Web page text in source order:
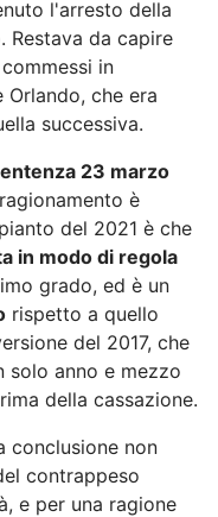
l'arresto della
Restava da capire
in
che era
successiva.
23 marzo
è
del 2021 è che
in modo di regola
grado, ed è un
rispetto a quello
del 2017, che
solo anno e mezzo
della cassazione.
conclusione non
contrappeso
e per una ragione